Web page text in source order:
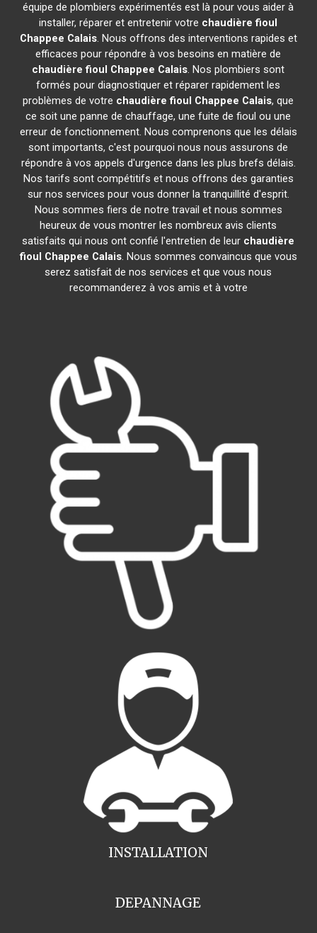
équipe de plombiers expérimentés est là pour vous aider à
installer, réparer et entretenir votre chaudière fioul
Chappee Calais. Nous offrons des interventions rapides et
efficaces pour répondre à vos besoins en matière de
chaudière fioul Chappee Calais. Nos plombiers sont
formés pour diagnostiquer et réparer rapidement les
problèmes de votre chaudière fioul Chappee Calais, que
ce soit une panne de chauffage, une fuite de fioul ou une
erreur de fonctionnement. Nous comprenons que les délais
sont importants, c'est pourquoi nous nous assurons de
répondre à vos appels d'urgence dans les plus brefs délais.
Nos tarifs sont compétitifs et nous offrons des garanties
sur nos services pour vous donner la tranquillité d'esprit.
Nous sommes fiers de notre travail et nous sommes
heureux de vous montrer les nombreux avis clients
satisfaits qui nous ont confié l'entretien de leur chaudière
fioul Chappee Calais. Nous sommes convaincus que vous
serez satisfait de nos services et que vous nous
recommanderez à vos amis et à votre
INSTALLATION
DEPANNAGE